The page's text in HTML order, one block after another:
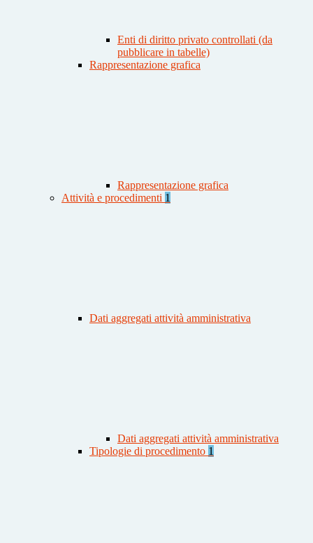
Enti di diritto privato controllati (da
pubblicare in tabelle)
Rappresentazione grafica
Rappresentazione grafica
Attività e procedimenti 1
Dati aggregati attività amministrativa
Dati aggregati attività amministrativa
Tipologie di procedimento 1